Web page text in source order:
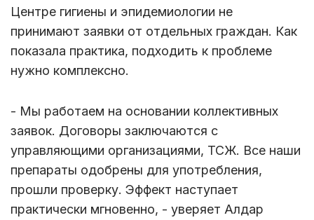
Центре гигиены и эпидемиологии не
принимают заявки от отдельных граждан. Как
показала практика, подходить к проблеме
нужно комплексно.
- Мы работаем на основании коллективных
заявок. Договоры заключаются с
управляющими организациями, ТСЖ. Все наши
препараты одобрены для употребления,
прошли проверку. Эффект наступает
практически мгновенно, - уверяет Алдар